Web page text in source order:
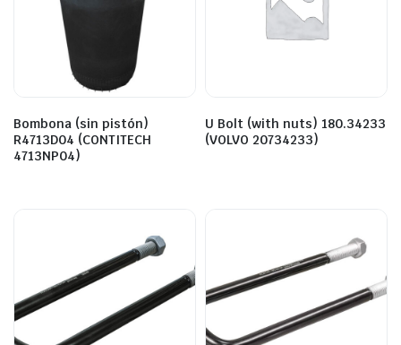
Bombona (sin pistón)
R4713D04 (CONTITECH
4713NP04)
U Bolt (with nuts) 180.34233
(VOLVO 20734233)